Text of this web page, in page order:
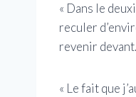
« Dans le
reculer
revenir devant.
« Le fait que